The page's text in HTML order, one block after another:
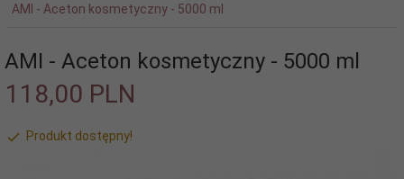
AMI - Aceton kosmetyczny - 5000 ml
AMI - Aceton kosmetyczny - 5000 ml
118,00 PLN
Produkt dostępny!